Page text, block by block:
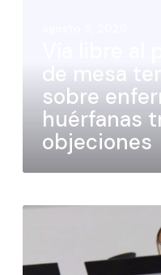
de mesa
sobre
huérfanas
objeciones